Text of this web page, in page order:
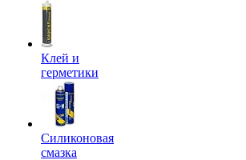
Клей и
герметики
Силиконовая
смазка